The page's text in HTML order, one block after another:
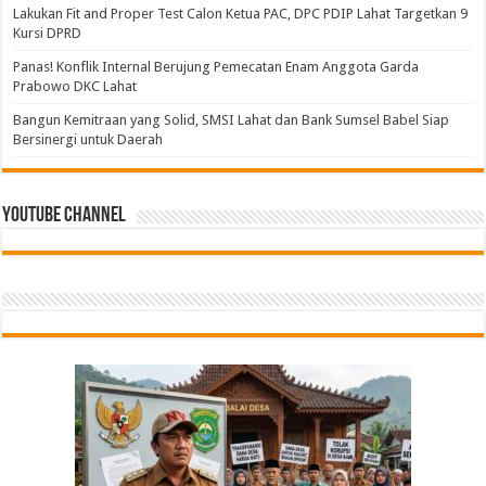
Lakukan Fit and Proper Test Calon Ketua PAC, DPC PDIP Lahat Targetkan 9
Kursi DPRD
Panas! Konflik Internal Berujung Pemecatan Enam Anggota Garda
Prabowo DKC Lahat
Bangun Kemitraan yang Solid, SMSI Lahat dan Bank Sumsel Babel Siap
Bersinergi untuk Daerah
Youtube Channel